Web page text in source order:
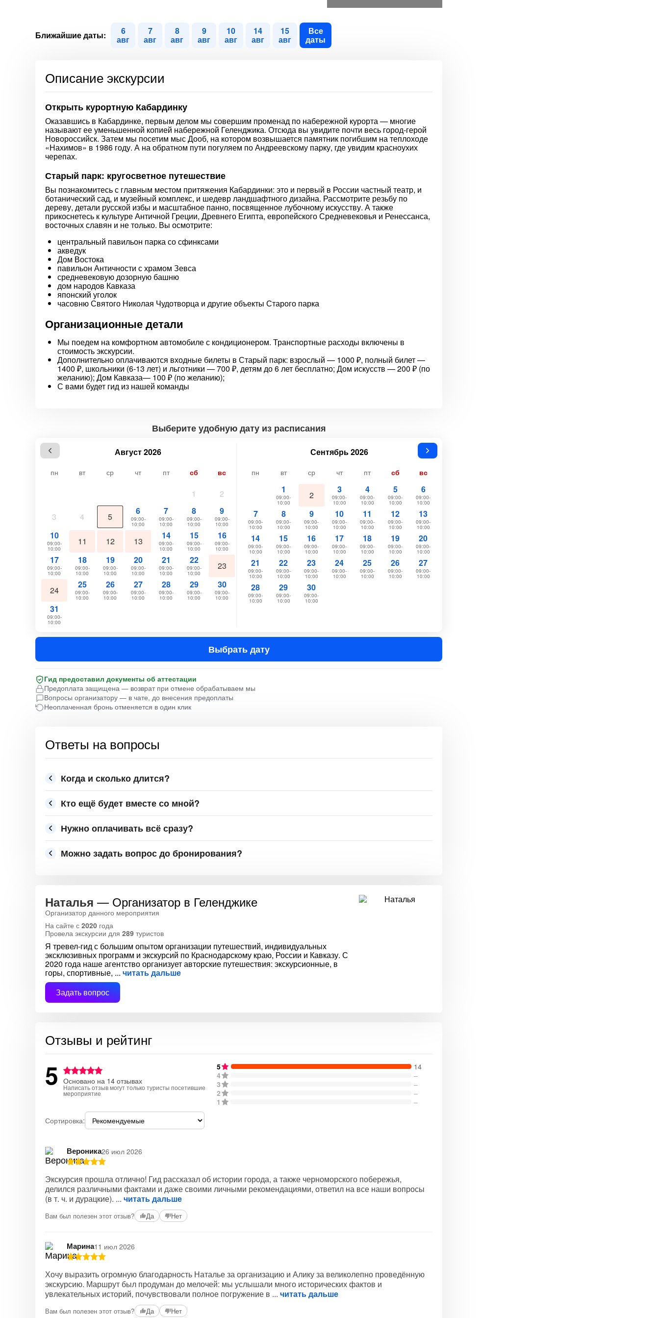
Ближайшие даты: 6
авг
7
авг
8
авг
9
авг
10
авг
14
авг
15
авг
Все
даты
Описание экскурсии
Открыть курортную Кабардинку
Оказавшись в Кабардинке, первым делом мы совершим променад по набережной курорта — многие
называют ее уменьшенной копией набережной Геленджика. Отсюда вы увидите почти весь город-герой
Новороссийск. Затем мы посетим мыс Дооб, на котором возвышается памятник погибшим на теплоходе
«Нахимов» в 1986 году. А на обратном пути погуляем по Андреевскому парку, где увидим красноухих
черепах.
Старый парк: кругосветное путешествие
Вы познакомитесь с главным местом притяжения Кабардинки: это и первый в России частный театр, и
ботанический сад, и музейный комплекс, и шедевр ландшафтного дизайна. Рассмотрите резьбу по
дереву, детали русской избы и масштабное панно, посвященное лубочному искусству. А также
прикоснетесь к культуре Античной Греции, Древнего Египта, европейского Средневековья и Ренессанса,
восточных славян и не только. Вы осмотрите:
центральный павильон парка со сфинксами
акведук
Дом Востока
павильон Античности с храмом Зевса
средневековую дозорную башню
дом народов Кавказа
японский уголок
часовню Святого Николая Чудотворца и другие объекты Старого парка
Организационные детали
Мы поедем на комфортном автомобиле с кондиционером. Транспортные расходы включены в
стоимость экскурсии.
Дополнительно оплачиваются входные билеты в Старый парк: взрослый — 1000 ₽, полный билет —
1400 ₽, школьники (6-13 лет) и льготники — 700 ₽, детям до 6 лет бесплатно; Дом искусств — 200 ₽ (по
желанию); Дом Кавказа— 100 ₽ (по желанию);
С вами будет гид из нашей команды
Выберите удобную дату из расписания
Август 2026
пн вт ср чт пт сб вс
1 2
3 4 5
6
09:00-
10:00
7
09:00-
10:00
8
09:00-
10:00
9
09:00-
10:00
10
09:00-
10:00
11 12 13
14
09:00-
10:00
15
09:00-
10:00
16
09:00-
10:00
17
09:00-
10:00
18
09:00-
10:00
19
09:00-
10:00
20
09:00-
10:00
21
09:00-
10:00
22
09:00-
10:00
23
24
25
09:00-
10:00
26
09:00-
10:00
27
09:00-
10:00
28
09:00-
10:00
29
09:00-
10:00
30
09:00-
10:00
31
09:00-
10:00
Сентябрь 2026
пн вт ср чт пт сб вс
1
09:00-
10:00
2
3
09:00-
10:00
4
09:00-
10:00
5
09:00-
10:00
6
09:00-
10:00
7
09:00-
10:00
8
09:00-
10:00
9
09:00-
10:00
10
09:00-
10:00
11
09:00-
10:00
12
09:00-
10:00
13
09:00-
10:00
14
09:00-
10:00
15
09:00-
10:00
16
09:00-
10:00
17
09:00-
10:00
18
09:00-
10:00
19
09:00-
10:00
20
09:00-
10:00
21
09:00-
10:00
22
09:00-
10:00
23
09:00-
10:00
24
09:00-
10:00
25
09:00-
10:00
26
09:00-
10:00
27
09:00-
10:00
28
09:00-
10:00
29
09:00-
10:00
30
09:00-
10:00
Выбрать дату
Гид предоставил документы об аттестации
Предоплата защищена — возврат при отмене обрабатываем мы
Вопросы организатору — в чате, до внесения предоплаты
Неоплаченная бронь отменяется в один клик
Ответы на вопросы
Когда и сколько длится?
Кто ещё будет вместе со мной?
Нужно оплачивать всё сразу?
Можно задать вопрос до бронирования?
Наталья — Организатор в Геленджике
Организатор данного мероприятия
На сайте с 2020 года
Провела экскурсии для 289 туристов
Я тревел-гид с большим опытом организации путешествий, индивидуальных
эксклюзивных программ и экскурсий по Краснодарскому краю, России и Кавказу. С
2020 года наше агентство организует авторские путешествия: экскурсионные, в
горы, спортивные,
читать дальше
Задать вопрос
Отзывы и рейтинг
5 Основано на 14 отзывах
Написать отзыв могут только туристы посетившие
мероприятие
5
14
4
–
3
–
2
–
1
–
Сортировка:
Вероника26 июл 2026
Экскурсия прошла отлично! Гид рассказал об истории города, а также черноморского побережья,
делился различными фактами и даже своими личными рекомендациями, ответил на все наши вопросы
(в т. ч. и дурацкие).
читать дальше
Вам был полезен этот отзыв? Да Нет
Марина11 июл 2026
Хочу выразить огромную благодарность Наталье за организацию и Алику за великолепно проведённую
экскурсию. Маршрут был продуман до мелочей: мы услышали много исторических фактов и
увлекательных историй, почувствовали полное погружение в
читать дальше
Вам был полезен этот отзыв? Да Нет